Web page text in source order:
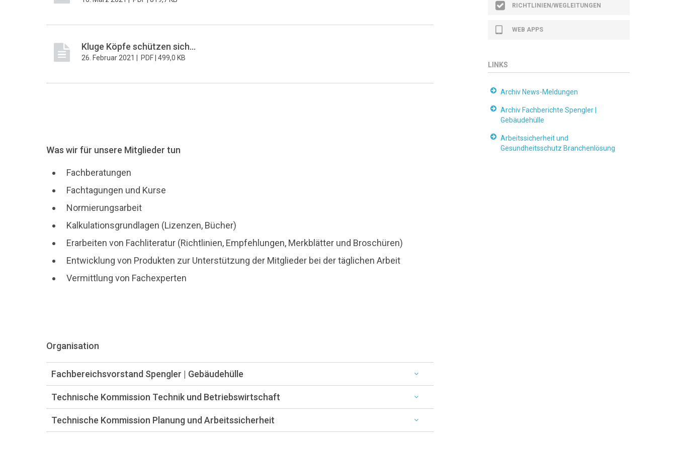
Kluge Köpfe schützen sich...
26. Februar 2021 | PDF | 499,0 KB
Was wir für unsere Mitglieder tun
Fachberatungen
Fachtagungen und Kurse
Normierungsarbeit
Kalkulationsgrundlagen (Lizenzen, Bücher)
Erarbeiten von Fachliteratur (Richtlinien, Empfehlungen, Merkblätter und Broschüren)
Entwicklung von Produkten zur Unterstützung der Mitglieder bei der täglichen Arbeit
Vermittlung von Fachexperten
Organisation
Fachbereichsvorstand Spengler | Gebäudehülle
Technische Kommission Technik und Betriebswirtschaft
Technische Kommission Planung und Arbeitssicherheit
RICHTLINIEN/WEGLEITUNGEN
WEB APPS
LINKS
Archiv News-Meldungen
Archiv Fachberichte Spengler |
Gebäudehülle
Arbeitssicherheit und
Gesundheitsschutz Branchenlösung